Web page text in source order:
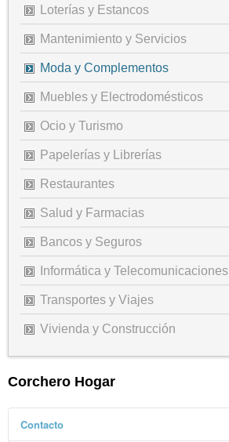
Loterías y Estancos
Mantenimiento y Servicios
Moda y Complementos
Muebles y Electrodomésticos
Ocio y Turismo
Papelerías y Librerías
Restaurantes
Salud y Farmacias
Bancos y Seguros
Informática y Telecomunicaciones
Transportes y Viajes
Vivienda y Construcción
Corchero Hogar
Contacto